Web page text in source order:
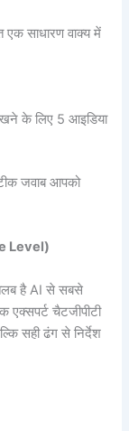
साधारण वाक्य में
के लिए 5 आइडिया
जवाब आपको
Level)
है AI से सबसे
एक्सपर्ट चैटजीपीटी
सही ढंग से निर्देश